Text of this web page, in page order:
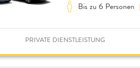
Bis zu 6 Personen
PRIVATE DIENSTLEISTUNG